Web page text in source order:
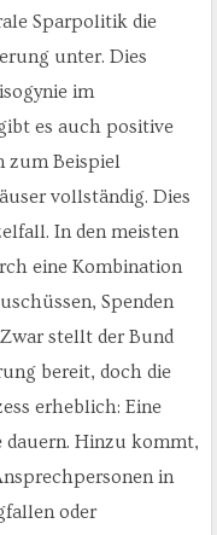
Sparpolitik die
unter. Dies
im
es auch positive
zum Beispiel
vollständig. Dies
In den meisten
eine Kombination
Spenden
stellt der Bund
bereit, doch die
erheblich: Eine
dauern. Hinzu kommt,
in
oder